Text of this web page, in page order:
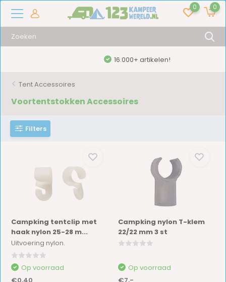
0 0
16.000+ artikelen!
Tent Accessoires
Voortentstokken Accessoires
Filters
Campking tentclip met
haak nylon 25-28 m...
Uitvoering nylon.
Op voorraad
Campking nylon T-klem
22/22 mm 3 st
Op voorraad